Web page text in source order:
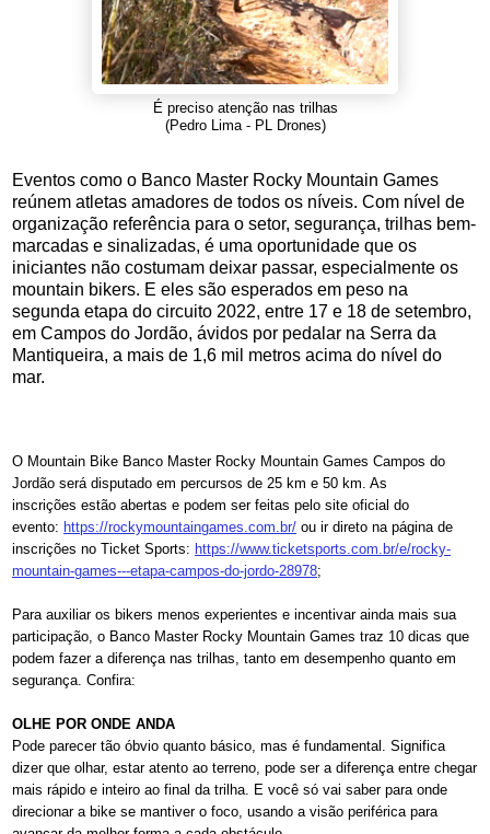
É preciso atenção nas trilhas
(Pedro Lima - PL Drones)
Eventos como o Banco Master Rocky Mountain Games
reúnem atletas amadores de todos os níveis. Com nível de
organização referência para o setor, segurança, trilhas bem-
marcadas e sinalizadas, é uma oportunidade que os
iniciantes não costumam deixar passar, especialmente os
mountain bikers. E eles são esperados em peso na
segunda etapa do circuito 2022, entre 17 e 18 de setembro,
em Campos do Jordão, ávidos por pedalar na Serra da
Mantiqueira, a mais de 1,6 mil metros acima do nível do
mar.
O Mountain Bike Banco Master Rocky Mountain Games Campos do
Jordão será disputado em percursos de 25 km e 50 km. As
inscrições estão abertas e podem ser feitas pelo site oficial do
evento: https://rockymountaingames.com.br/ ou ir direto na página de
inscrições no Ticket Sports: https://www.ticketsports.com.br/e/rocky-
mountain-games---etapa-campos-do-jordo-28978;
Para auxiliar os bikers menos experientes e incentivar ainda mais sua
participação, o Banco Master Rocky Mountain Games traz 10 dicas que
podem fazer a diferença nas trilhas, tanto em desempenho quanto em
segurança. Confira:
OLHE POR ONDE ANDA
Pode parecer tão óbvio quanto básico, mas é fundamental. Significa
dizer que olhar, estar atento ao terreno, pode ser a diferença entre chegar
mais rápido e inteiro ao final da trilha. E você só vai saber para onde
direcionar a bike se mantiver o foco, usando a visão periférica para